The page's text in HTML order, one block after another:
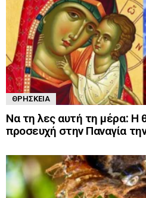
ΘΡΗΣΚΕΊΑ
Να τη λες αυτή τη μέρα: Η
προσευχή στην Παναγία